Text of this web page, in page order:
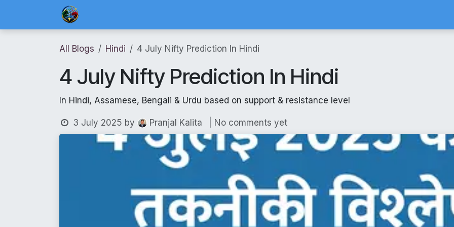
All Blogs Hindi 4 July Nifty Prediction In Hindi
4 July Nifty Prediction In Hindi
In Hindi, Assamese, Bengali & Urdu based on support & resistance level
3 July 2025 by Pranjal Kalita | No comments yet